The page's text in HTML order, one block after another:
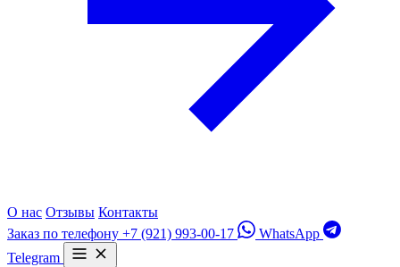
О нас Отзывы Контакты
Заказ по телефону +7 (921) 993-00-17
WhatsApp
Telegram